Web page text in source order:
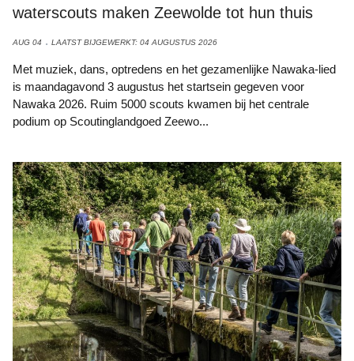
waterscouts maken Zeewolde tot hun thuis
AUG 04 LAATST BIJGEWERKT: 04 AUGUSTUS 2026
Met muziek, dans, optredens en het gezamenlijke Nawaka-lied
is maandagavond 3 augustus het startsein gegeven voor
Nawaka 2026. Ruim 5000 scouts kwamen bij het centrale
podium op Scoutinglandgoed Zeewo...
Foto: IVN Zeewolde